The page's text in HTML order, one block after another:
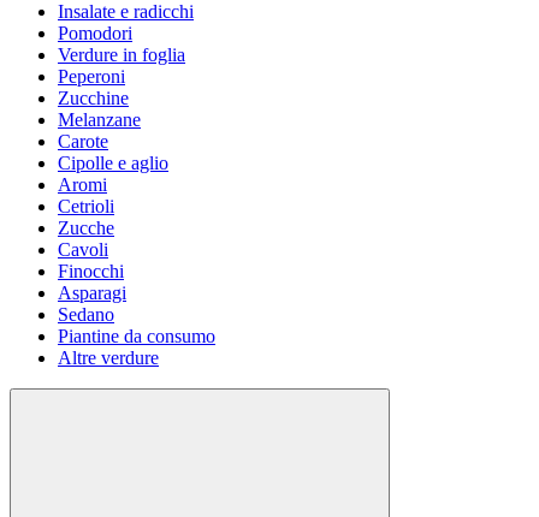
Insalate e radicchi
Pomodori
Verdure in foglia
Peperoni
Zucchine
Melanzane
Carote
Cipolle e aglio
Aromi
Cetrioli
Zucche
Cavoli
Finocchi
Asparagi
Sedano
Piantine da consumo
Altre verdure